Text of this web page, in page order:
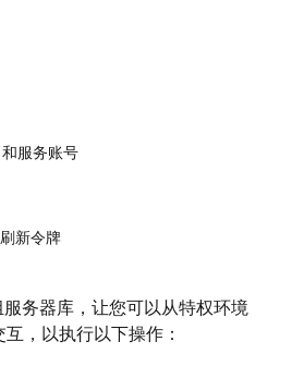
服务账号
新令牌
服务器库，让您可以从特权环境
，以执行以下操作：